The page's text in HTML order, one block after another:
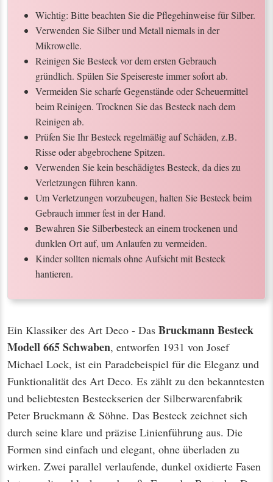
Wichtig: Bitte beachten Sie die Pflegehinweise für Silber.
Verwenden Sie Silber und Metall niemals in der
Mikrowelle.
Reinigen Sie Besteck vor dem ersten Gebrauch
gründlich. Spülen Sie Speisereste immer sofort ab.
Vermeiden Sie scharfe Gegenstände oder Scheuermittel
beim Reinigen. Trocknen Sie das Besteck nach dem
Reinigen ab.
Prüfen Sie Ihr Besteck regelmäßig auf Schäden, z.B.
Risse oder abgebrochene Spitzen.
Verwenden Sie kein beschädigtes Besteck, da dies zu
Verletzungen führen kann.
Um Verletzungen vorzubeugen, halten Sie Besteck beim
Gebrauch immer fest in der Hand.
Bewahren Sie Silberbesteck an einem trockenen und
dunklen Ort auf, um Anlaufen zu vermeiden.
Kinder sollten niemals ohne Aufsicht mit Besteck
hantieren.
Ein Klassiker des Art Deco - Das Bruckmann Besteck
Modell 665 Schwaben, entworfen 1931 von Josef
Michael Lock, ist ein Paradebeispiel für die Eleganz und
Funktionalität des Art Deco. Es zählt zu den bekanntesten
und beliebtesten Besteckserien der Silberwarenfabrik
Peter Bruckmann & Söhne. Das Besteck zeichnet sich
durch seine klare und präzise Linienführung aus. Die
Formen sind einfach und elegant, ohne überladen zu
wirken. Zwei parallel verlaufende, dunkel oxidierte Fasen